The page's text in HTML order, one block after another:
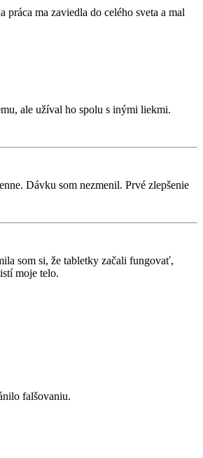
ma zaviedla do celého sveta a mal
ale užíval ho spolu s inými liekmi.
Dávku som nezmenil. Prvé zlepšenie
som si, že tabletky začali fungovať,
moje telo.
falšovaniu.